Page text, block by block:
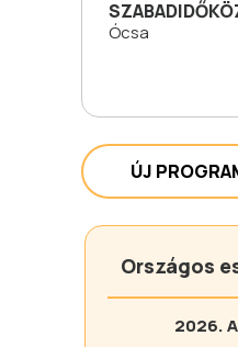
Ócsa
ÚJ
Országos
2026.